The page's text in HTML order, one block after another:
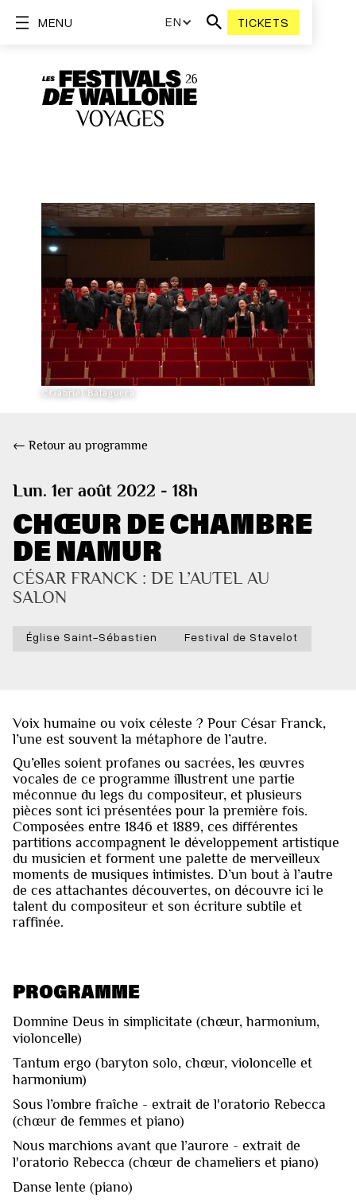
EN TICKETS
MENU
©Gabriel Balaguera
← Retour au programme
Lun. 1er août 2022 - 18h
CHŒUR DE CHAMBRE
DE NAMUR
CÉSAR FRANCK : DE L’AUTEL AU
SALON
Église Saint-Sébastien Festival de Stavelot
Voix humaine ou voix céleste ? Pour César Franck,
l’une est souvent la métaphore de l’autre.
Qu’elles soient profanes ou sacrées, les œuvres
vocales de ce programme illustrent une partie
méconnue du legs du compositeur, et plusieurs
pièces sont ici présentées pour la première fois.
Composées entre 1846 et 1889, ces différentes
partitions accompagnent le développement artistique
du musicien et forment une palette de merveilleux
moments de musiques intimistes. D’un bout à l’autre
de ces attachantes découvertes, on découvre ici le
talent du compositeur et son écriture subtile et
raffinée.
PROGRAMME
Domnine Deus in simplicitate (chœur, harmonium,
violoncelle)
Tantum ergo (baryton solo, chœur, violoncelle et
harmonium)
Sous l’ombre fraîche - extrait de l'oratorio Rebecca
(chœur de femmes et piano)
Nous marchions avant que l’aurore - extrait de
l'oratorio Rebecca (chœur de chameliers et piano)
Danse lente (piano)